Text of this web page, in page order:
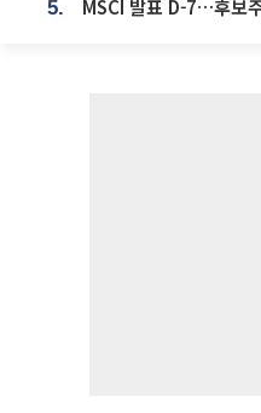
5. MSCI 발표 D-7…후보